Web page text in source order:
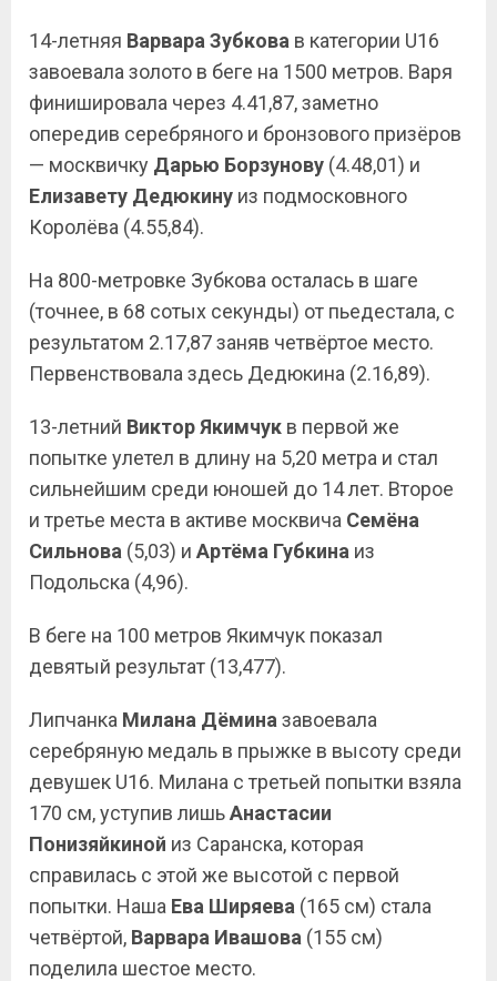
14-летняя Варвара Зубкова в категории U16
завоевала золото в беге на 1500 метров. Варя
финишировала через 4.41,87, заметно
опередив серебряного и бронзового призёров
— москвичку Дарью Борзунову (4.48,01) и
Елизавету Дедюкину из подмосковного
Королёва (4.55,84).
На 800-метровке Зубкова осталась в шаге
(точнее, в 68 сотых секунды) от пьедестала, с
результатом 2.17,87 заняв четвёртое место.
Первенствовала здесь Дедюкина (2.16,89).
13-летний Виктор Якимчук в первой же
попытке улетел в длину на 5,20 метра и стал
сильнейшим среди юношей до 14 лет. Второе
и третье места в активе москвича Семёна
Сильнова (5,03) и Артёма Губкина из
Подольска (4,96).
В беге на 100 метров Якимчук показал
девятый результат (13,477).
Липчанка Милана Дёмина завоевала
серебряную медаль в прыжке в высоту среди
девушек U16. Милана с третьей попытки взяла
170 см, уступив лишьАнастасии
Понизяйкиной из Саранска, которая
справилась с этой же высотой с первой
попытки. Наша Ева Ширяева (165 см) стала
четвёртой, Варвара Ивашова (155 см)
поделила шестое место.